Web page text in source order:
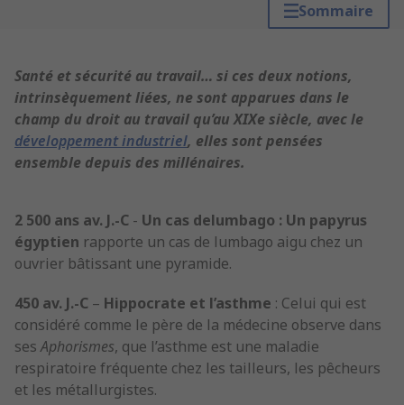
Sommaire
Santé et sécurité au travail… si ces deux notions,
intrinsèquement liées, ne sont apparues dans le
champ du droit au travail qu’au XIXe siècle, avec le
développement industriel, elles sont pensées
ensemble depuis des millénaires.
2 500 ans av. J.-C - Un cas delumbago : Un papyrus
égyptien rapporte un cas de lumbago aigu chez un
ouvrier bâtissant une pyramide.
450 av. J.-C – Hippocrate et l’asthme : Celui qui est
considéré comme le père de la médecine observe dans
sesAphorismes, que l’asthme est une maladie
respiratoire fréquente chez les tailleurs, les pêcheurs
et les métallurgistes.